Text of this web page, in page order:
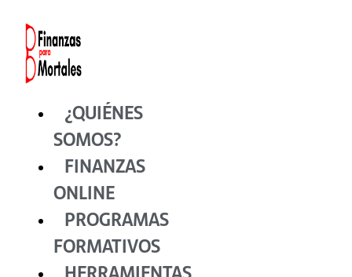
contenido
¿QUIÉNES
SOMOS?
FINANZAS
ONLINE
PROGRAMAS
FORMATIVOS
HERRAMIENTAS